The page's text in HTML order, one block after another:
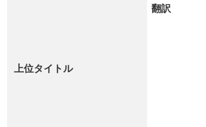
上位タイトル
翻訳